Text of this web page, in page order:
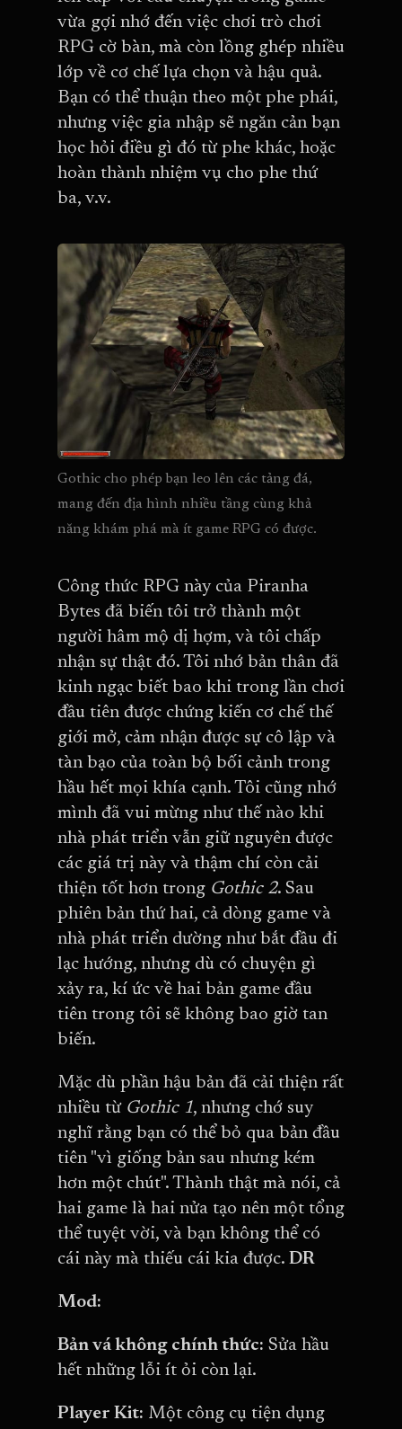
vừa gợi nhớ đến việc chơi trò chơi
RPG cờ bàn, mà còn lồng ghép nhiều
lớp về cơ chế lựa chọn và hậu quả.
Bạn có thể thuận theo một phe phái,
nhưng việc gia nhập sẽ ngăn cản bạn
học hỏi điều gì đó từ phe khác, hoặc
hoàn thành nhiệm vụ cho phe thứ
ba, v.v.
Gothic cho phép bạn leo lên các tảng đá,
mang đến địa hình nhiều tầng cùng khả
năng khám phá mà ít game RPG có được.
Công thức RPG này của Piranha
Bytes đã biến tôi trở thành một
người hâm mộ dị hợm, và tôi chấp
nhận sự thật đó. Tôi nhớ bản thân đã
kinh ngạc biết bao khi trong lần chơi
đầu tiên được chứng kiến cơ chế thế
giới mở, cảm nhận được sự cô lập và
tàn bạo của toàn bộ bối cảnh trong
hầu hết mọi khía cạnh. Tôi cũng nhớ
mình đã vui mừng như thế nào khi
nhà phát triển vẫn giữ nguyên được
các giá trị này và thậm chí còn cải
thiện tốt hơn trong Gothic 2. Sau
phiên bản thứ hai, cả dòng game và
nhà phát triển dường như bắt đầu đi
lạc hướng, nhưng dù có chuyện gì
xảy ra, kí ức về hai bản game đầu
tiên trong tôi sẽ không bao giờ tan
biến.
Mặc dù phần hậu bản đã cải thiện rất
nhiều từ Gothic 1, nhưng chớ suy
nghĩ rằng bạn có thể bỏ qua bản đầu
tiên "vì giống bản sau nhưng kém
hơn một chút". Thành thật mà nói, cả
hai game là hai nửa tạo nên một tổng
thể tuyệt vời, và bạn không thể có
cái này mà thiếu cái kia được. DR
Mod:
Bản vá không chính thức: Sửa hầu
hết những lỗi ít ỏi còn lại.
Player Kit: Một công cụ tiện dụng